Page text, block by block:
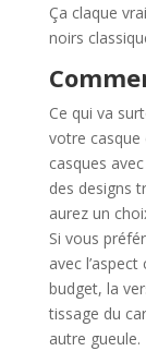
Ça claque
noirs
Ce qui va
votre casque
casques
des designs
aurez un
Si vous
avec
budget, la
tissage du
autre gueule.